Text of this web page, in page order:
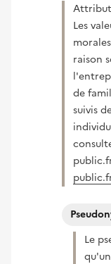
Les
raison
de
suivis
Le